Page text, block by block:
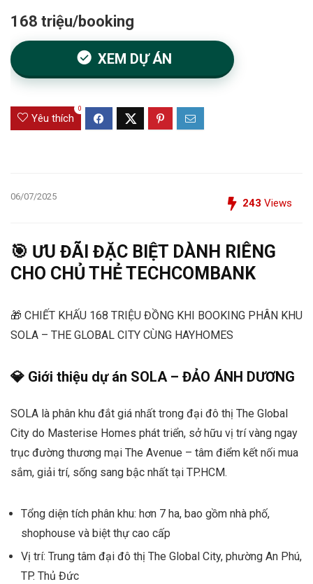
168 triệu/booking
XEM DỰ ÁN
Yêu thích
0
06/07/2025
243 Views
🎯 ƯU ĐÃI ĐẶC BIỆT DÀNH RIÊNG
CHO CHỦ THẺ TECHCOMBANK
🎁 CHIẾT KHẤU 168 TRIỆU ĐỒNG KHI BOOKING PHÂN KHU
SOLA – THE GLOBAL CITY CÙNG HAYHOMES
💎 Giới thiệu dự án SOLA – ĐẢO ÁNH DƯƠNG
SOLA là phân khu đắt giá nhất trong đại đô thị The Global
City do Masterise Homes phát triển, sở hữu vị trí vàng ngay
trục đường thương mại The Avenue – tâm điểm kết nối mua
sắm, giải trí, sống sang bậc nhất tại TP.HCM.
Tổng diện tích phân khu: hơn 7 ha, bao gồm nhà phố,
shophouse và biệt thự cao cấp
Vị trí: Trung tâm đại đô thị The Global City, phường An Phú,
TP. Thủ Đức